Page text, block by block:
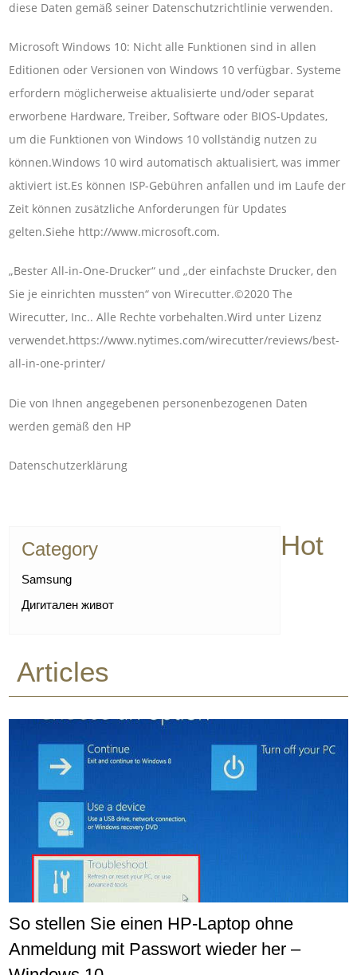
diese Daten gemäß seiner Datenschutzrichtlinie verwenden.
Microsoft Windows 10: Nicht alle Funktionen sind in allen
Editionen oder Versionen von Windows 10 verfügbar. Systeme
erfordern möglicherweise aktualisierte und/oder separat
erworbene Hardware, Treiber, Software oder BIOS-Updates,
um die Funktionen von Windows 10 vollständig nutzen zu
können.Windows 10 wird automatisch aktualisiert, was immer
aktiviert ist.Es können ISP-Gebühren anfallen und im Laufe der
Zeit können zusätzliche Anforderungen für Updates
gelten.Siehe http://www.microsoft.com.
„Bester All-in-One-Drucker“ und „der einfachste Drucker, den
Sie je einrichten mussten“ von Wirecutter.©2020 The
Wirecutter, Inc.. Alle Rechte vorbehalten.Wird unter Lizenz
verwendet.https://www.nytimes.com/wirecutter/reviews/best-
all-in-one-printer/
Die von Ihnen angegebenen personenbezogenen Daten
werden gemäß den HP
Datenschutzerklärung
Category
Samsung
Дигитален живот
Hot
Articles
So stellen Sie einen HP-Laptop ohne
Anmeldung mit Passwort wieder her –